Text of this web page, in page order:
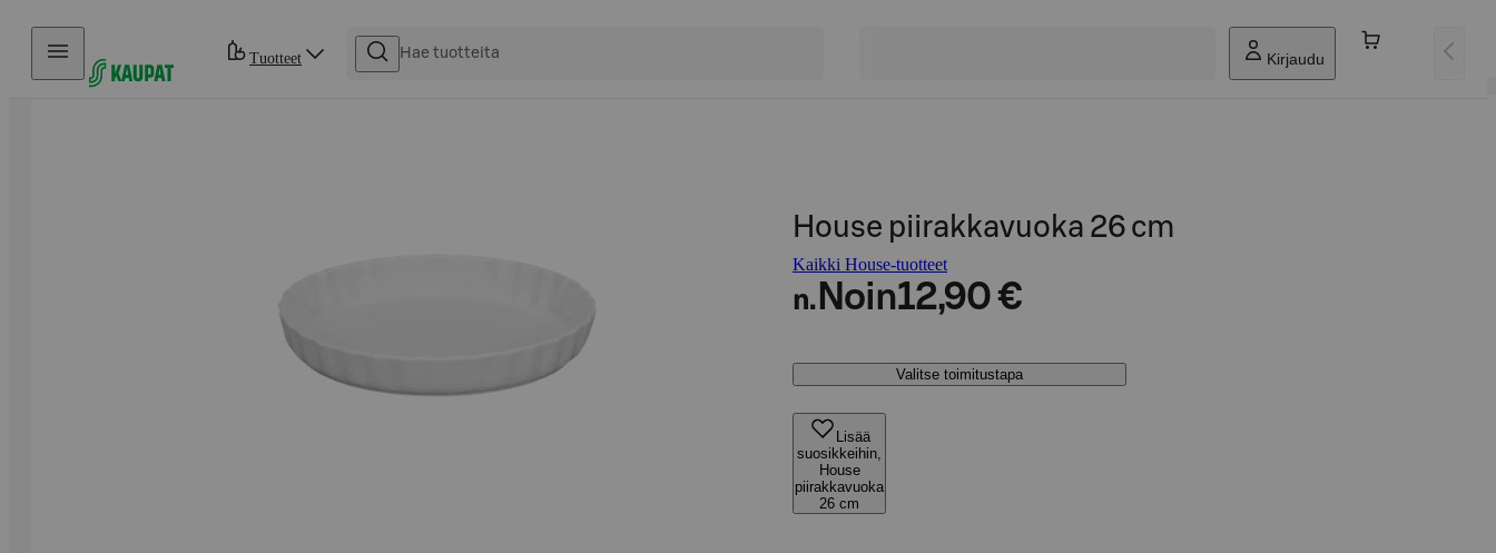
Hyppää sisältöön
Tuotteet Kirjaudu
House piirakkavuoka 26 cm
Kaikki House-tuotteet
n. Noin12,90 €
Valitse toimitustapa
Lisää
suosikkeihin,
House
piirakkavuoka
26 cm